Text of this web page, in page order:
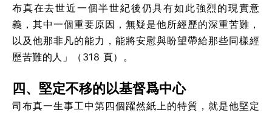
布真在去世近一個半世紀後仍具有如此強烈的現實意
義，其中一個重要原因，無疑是他所經歷的深重苦難，
以及他那非凡的能力，能將安慰與盼望帶給那些同樣經
歷苦難的人」（318 頁）。
四、堅定不移的以基督爲中心
司布真一生事工中第四個躍然紙上的特質，就是他堅定